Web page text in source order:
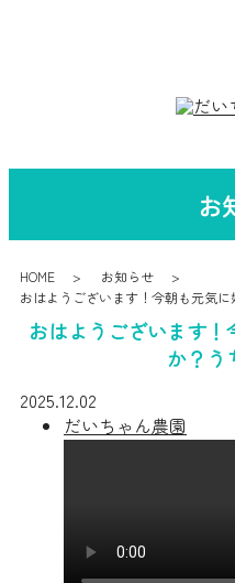
お
HOME
お知らせ
おはようございます！今朝も元気
おはようございます
か？う
2025.12.02
だいちゃん農園